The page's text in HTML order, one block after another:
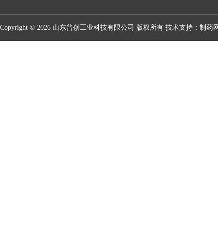
Copyright © 2026 山东普创工业科技有限公司 版权所有 技术支持： 制药